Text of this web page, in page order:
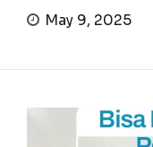
May 9, 2025